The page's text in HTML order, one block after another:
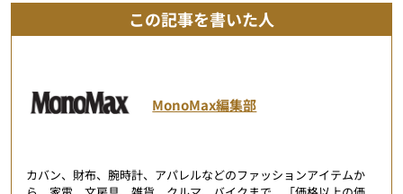
この記事を書いた人
MonoMax編集部
カバン、財布、腕時計、アパレルなどのファッションアイテムか